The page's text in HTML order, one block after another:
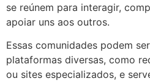
se reúnem para interagir,
apoiar uns aos outros.
Essas comunidades podem
plataformas diversas, como
ou sites especializados, e